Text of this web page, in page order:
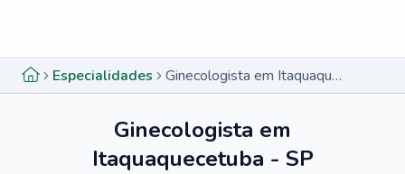
Especialidades Ginecologista em Itaquaquecetuba - SP
Ginecologista em
Itaquaquecetuba - SP